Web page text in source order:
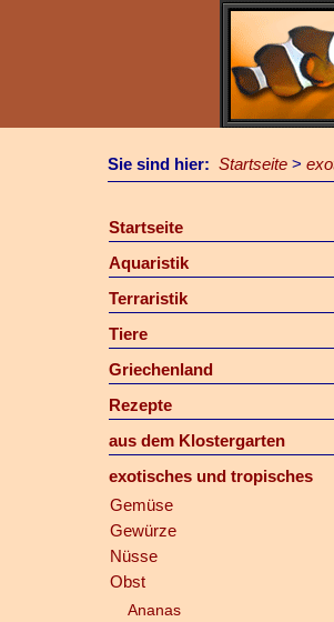
Sie sind hier: Startseite >
Startseite
Aquaristik
Terraristik
Tiere
Griechenland
Rezepte
aus dem Klostergarten
exotisches und tropisches
Gemüse
Gewürze
Nüsse
Obst
Ananas